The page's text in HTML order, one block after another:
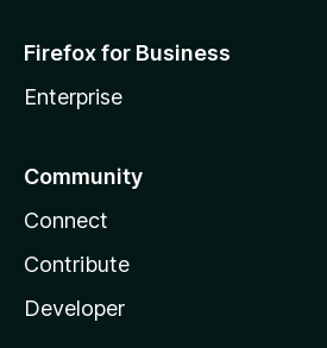
Firefox for Business
Enterprise
Community
Connect
Contribute
Developer